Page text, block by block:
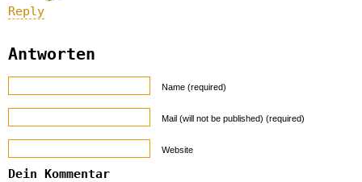
Reply
Antworten
Name (required)
Mail (will not be published) (required)
Website
Dein Kommentar